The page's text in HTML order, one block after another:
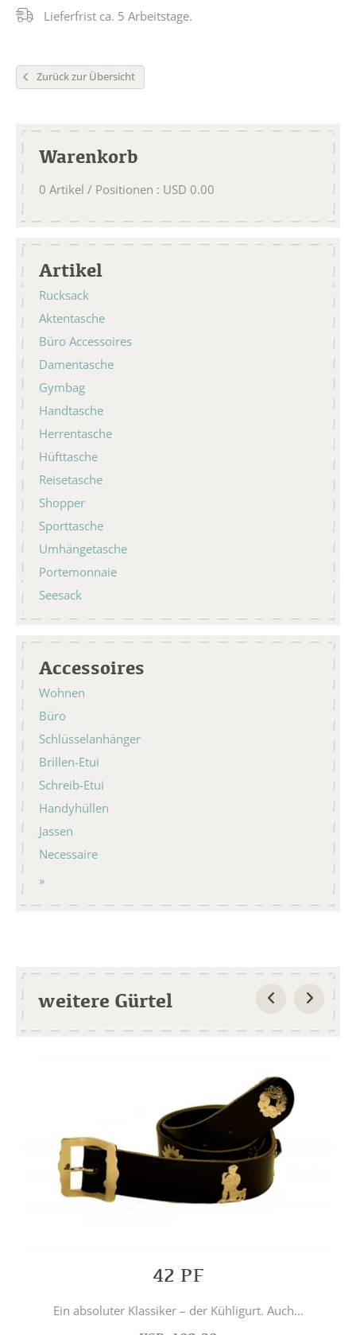
Lieferfrist ca. 5 Arbeitstage.
Zurück zur Übersicht
Warenkorb
0 Artikel / Positionen : USD 0.00
Artikel
Rucksack
Aktentasche
Büro Accessoires
Damentasche
Gymbag
Handtasche
Herrentasche
Hüfttasche
Reisetasche
Shopper
Sporttasche
Umhängetasche
Portemonnaie
Seesack
Accessoires
Wohnen
Büro
Schlüsselanhänger
Brillen-Etui
Schreib-Etui
Handyhüllen
Jassen
Necessaire
weitere Gürtel
42 PF
Ein absoluter Klassiker – der Kühligurt. Auch...